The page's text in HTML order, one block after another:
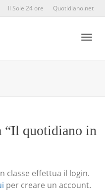
Il Sole 24 ore Quotidiano.net
“Il quotidiano in
classe effettua il login.
per creare un account.